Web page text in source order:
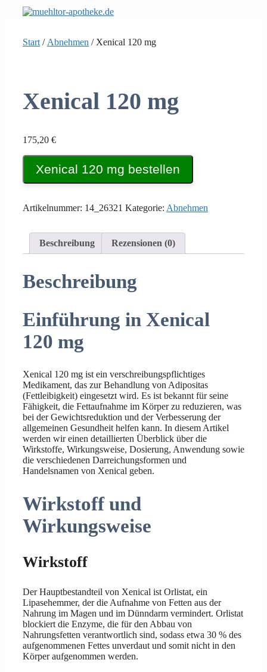
Start / Abnehmen / Xenical 120 mg
Xenical 120 mg
175,20 €
Xenical 120 mg bestellen
Artikelnummer: 14_26321 Kategorie: Abnehmen
Beschreibung Rezensionen (0)
Beschreibung
Einführung in Xenical
120 mg
Xenical 120 mg ist ein verschreibungspflichtiges
Medikament, das zur Behandlung von Adipositas
(Fettleibigkeit) eingesetzt wird. Es ist bekannt für seine
Fähigkeit, die Fettaufnahme im Körper zu reduzieren, was
bei der Gewichtsreduktion und der Verbesserung der
allgemeinen Gesundheit helfen kann. In diesem Artikel
werden wir einen detaillierten Überblick über die
Wirkstoffe, Wirkungsweise, Dosierung, Anwendung sowie
die verschiedenen Darreichungsformen und
Handelsnamen von Xenical geben.
Wirkstoff und
Wirkungsweise
Wirkstoff
Der Hauptbestandteil von Xenical ist Orlistat, ein
Lipasehemmer, der die Aufnahme von Fetten aus der
Nahrung im Magen und im Dünndarm vermindert. Orlistat
blockiert die Enzyme, die für den Abbau von
Nahrungsfetten verantwortlich sind, sodass etwa 30 % des
aufgenommenen Fettes unverdaut und somit nicht in den
Körper aufgenommen werden.